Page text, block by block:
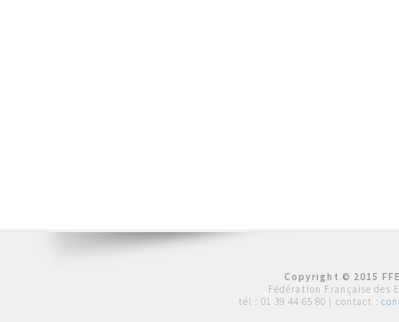
Copyright © 2015
Fédération Française des
tél : 01 39 44 65 80 | contact :